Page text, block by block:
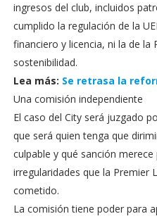
ingresos del club, incluidos
cumplido la regulación de la
financiero y licencia, ni la de
sostenibilidad.
Lea más: Se retrasa la
Una comisión independiente
El caso del City será juzgado
que será quien tenga que
culpable y qué sanción
irregularidades que la Premier
cometido.
La comisión tiene poder para